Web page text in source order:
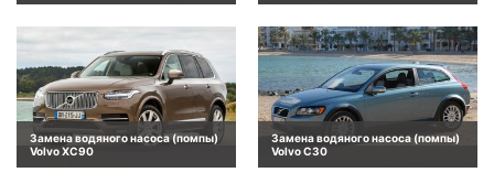
Замена водяного насоса (помпы)
Volvo XC90
Замена водяного насоса (помпы)
Volvo C30